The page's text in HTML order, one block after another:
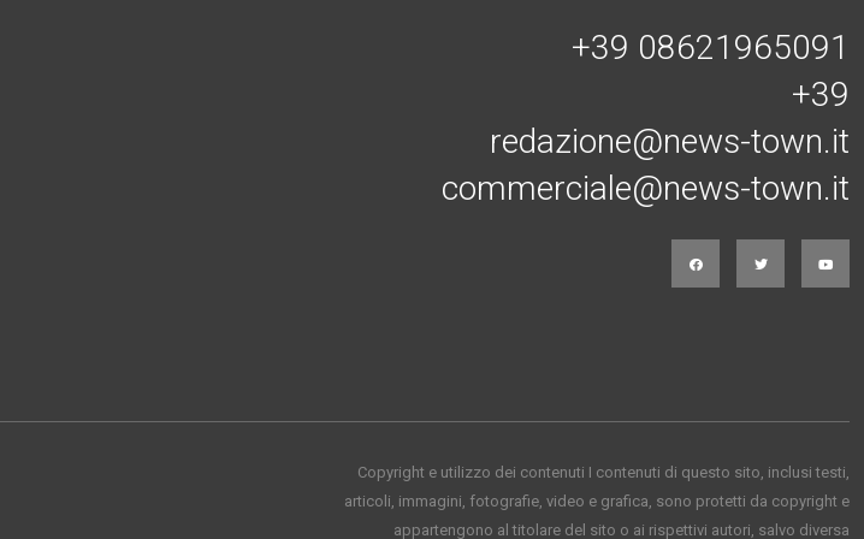
+39 08621965091
+39
redazione@news-town.it
commerciale@news-town.it
Copyright e utilizzo dei contenuti I contenuti di questo sito, inclusi testi,
articoli, immagini, fotografie, video e grafica, sono protetti da copyright e
appartengono al titolare del sito o ai rispettivi autori, salvo diversa